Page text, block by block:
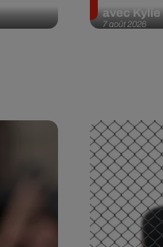
7 août 2026
avec